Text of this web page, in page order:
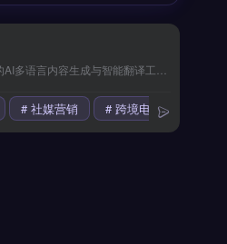
# 社媒营销 # 跨境电商